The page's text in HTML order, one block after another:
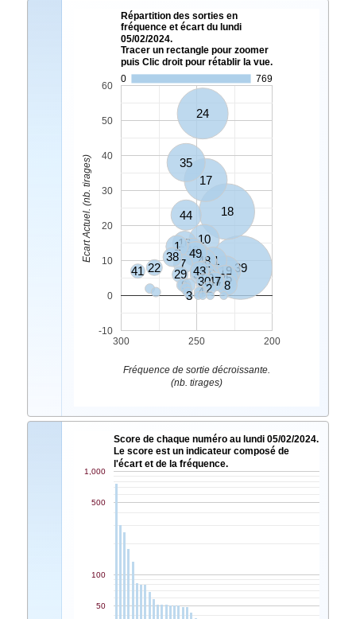
Répartition des sorties en
fréquence et écart du lundi
05/02/2024.
Tracer un rectangle pour zoomer
puis Clic droit pour rétablir la vue.
0
769
39
18
24
17
35
10
19
44
21
25
6
11
16
28
40
46
48
49
1
5
8
20
45
7
14
32
37
38
43
47
22
29
30
2
41
9
4
3
300 250 200
-10
0
10
20
30
40
50
60
Fréquence de sortie décroissante.
(nb. tirages)
Ecart Actuel. (nb. tirages)
Score de chaque numéro au lundi 05/02/2024.
Le score est un indicateur composé de
l'écart et de la fréquence.
50
100
500
1,000